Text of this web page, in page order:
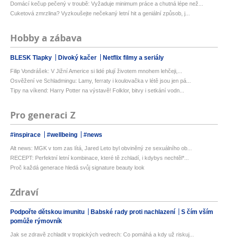
Domácí kečup pečený v troubě: Vyžaduje minimum práce a chutná lépe než...
Cuketová zmrzlina? Vyzkoušejte nečekaný letní hit a geniální způsob, j...
Hobby a zábava
BLESK Tlapky Divoký kačer Netflix filmy a seriály
Filip Vondrášek: V Jižní Americe si lidé plují životem mnohem lehčeji,...
Osvěžení ve Schladmingu: Lamy, ferraty i koulovačka v létě jsou jen pá...
Tipy na víkend: Harry Potter na výstavě! Folklor, bitvy i setkání vodn...
Pro generaci Z
#inspirace #wellbeing #news
Alt news: MGK v tom zas lítá, Jared Leto byl obviněný ze sexuálního ob...
RECEPT: Perfektní letní kombinace, které tě zchladí, i kdybys nechtěl*...
Proč každá generace hledá svůj signature beauty look
Zdraví
Podpořte dětskou imunitu Babské rady proti nachlazení
S čím vším
pomůže rýmovník
Jak se zdravě zchladit v tropických vedrech: Co pomáhá a kdy už riskuj...